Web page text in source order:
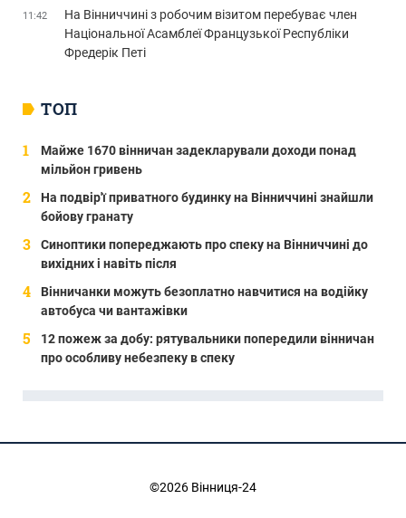
ТОП
Майже 1670 вінничан задекларували доходи понад
мільйон гривень
На подвір'ї приватного будинку на Вінниччині знайшли
бойову гранату
Синоптики попереджають про спеку на Вінниччині до
вихідних і навіть після
Вінничанки можуть безоплатно навчитися на водійку
автобуса чи вантажівки
12 пожеж за добу: рятувальники попередили вінничан
про особливу небезпеку в спеку
11:42
На Вінниччині з робочим візитом перебуває член
Національної Асамблеї Французької Республіки
Фредерік Петі
©2026 Вінниця-24